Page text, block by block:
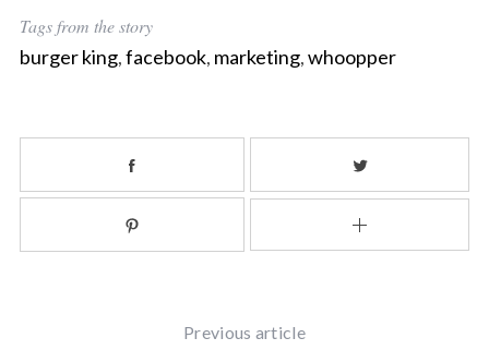
Tags from the story
burger king,facebook, marketing,whoopper
Previous article
S
e
a
h
o